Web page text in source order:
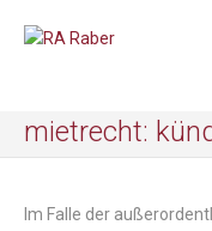
mietrecht:
Im Falle der